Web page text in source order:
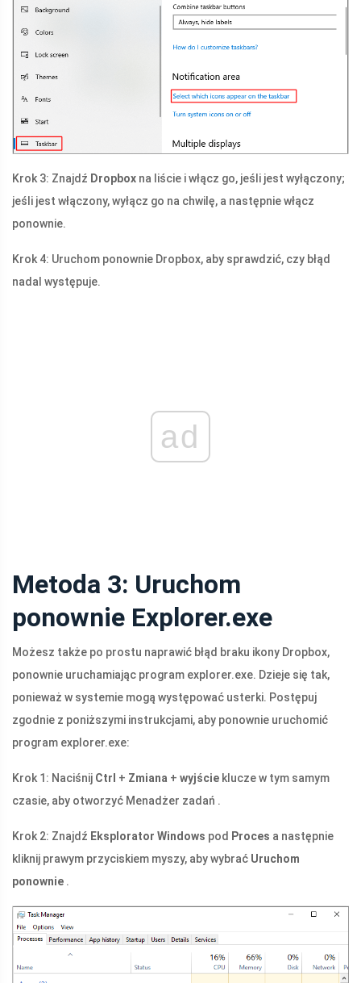
Krok 3: Znajdź Dropbox na liście i włącz go, jeśli jest wyłączony;
jeśli jest włączony, wyłącz go na chwilę, a następnie włącz
ponownie.
Krok 4: Uruchom ponownie Dropbox, aby sprawdzić, czy błąd
nadal występuje.
ad
Metoda 3: Uruchom
ponownie Explorer.exe
Możesz także po prostu naprawić błąd braku ikony Dropbox,
ponownie uruchamiając program explorer.exe. Dzieje się tak,
ponieważ w systemie mogą występować usterki. Postępuj
zgodnie z poniższymi instrukcjami, aby ponownie uruchomić
program explorer.exe:
Krok 1: Naciśnij Ctrl + Zmiana + wyjście klucze w tym samym
czasie, aby otworzyć Menadżer zadań .
Krok 2: Znajdź Eksplorator Windows pod Proces a następnie
kliknij prawym przyciskiem myszy, aby wybrać Uruchom
ponownie .